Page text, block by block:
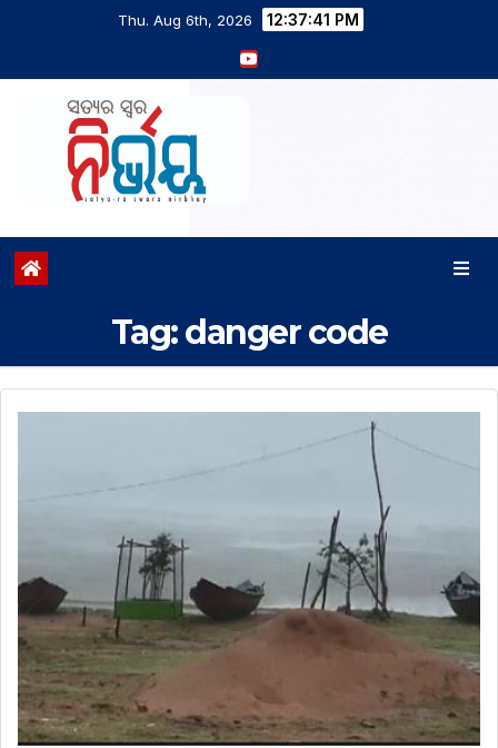
Thu. Aug 6th, 2026 12:37:42 PM
Tag:danger code